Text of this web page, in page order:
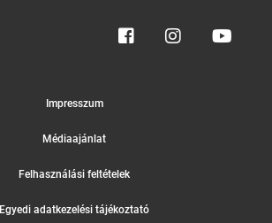
Impresszum
Médiaajánlat
Felhasználási feltételek
Egyedi adatkezelési tájékoztató